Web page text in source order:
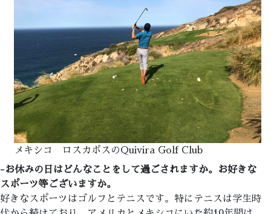
メキシコ ロスカボスのQuivira Golf Club
-お休みの日はどんなことをして過ごされますか。お好きな
スポーツ等ございますか。
好きなスポーツはゴルフとテニスです。特にテニスは学生時